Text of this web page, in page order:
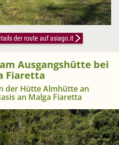
der route auf asiago.it
Ausgangshütte bei
Fiaretta
der Hütte Almhütte an
an Malga Fiaretta